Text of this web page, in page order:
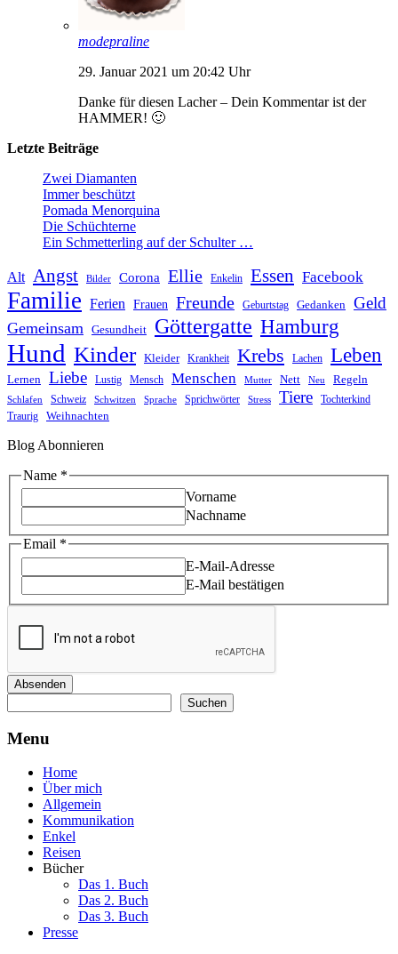
modepraline
29. Januar 2021 um 20:42 Uhr
Danke für diesen Lacher – Dein Kommentar ist der
HAMMER! 🙂
Letzte Beiträge
Zwei Diamanten
Immer beschützt
Pomada Menorquina
Die Schüchterne
Ein Schmetterling auf der Schulter …
Alt Angst Bilder Corona Ellie Enkelin Essen Facebook
Familie Ferien Frauen Freunde Geburtstag Gedanken Geld
Gemeinsam Gesundheit Göttergatte Hamburg
Hund Kinder Kleider Krankheit Krebs Lachen Leben
Lernen Liebe Lustig Mensch Menschen Mutter Nett Neu Regeln
Schlafen Schweiz Schwitzen Sprache Sprichwörter Stress Tiere Tochterkind
Traurig Weihnachten
Blog Abonnieren
Name
Email
Name *
Vorname
Nachname
Email *
E-Mail-Adresse
E-Mail bestätigen
Absenden
Suchen
Menu
Home
Über mich
Allgemein
Kommunikation
Enkel
Reisen
Bücher
Das 1. Buch
Das 2. Buch
Das 3. Buch
Presse